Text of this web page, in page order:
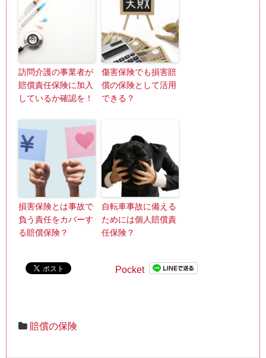
訪問介護の事業者が
賠償責任保険に加入
しているか確認を！
傷害保険でも損害賠
償の保険として活用
できる？
損害保険とは事故で
負う責任をカバーす
る賠償保険？
自転車事故に備える
ためには個人賠償責
任保険？
Pocket
賠償の保険